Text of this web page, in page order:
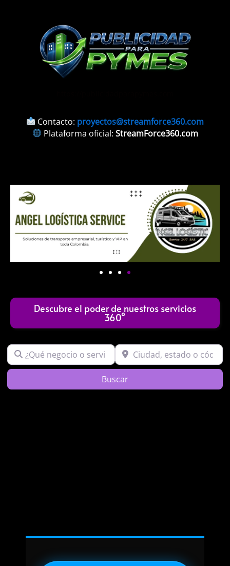
Contacto: proyectos@streamforce360.com
Plataforma oficial: StreamForce360.com
Descubre el poder de nuestros servicios
360°
¿Qué negocio o servicio buscas?Ciudad, estado o código
BuscarSearch